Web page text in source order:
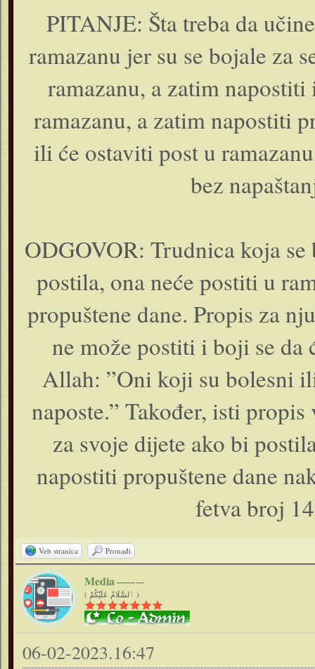
PITANJE: Šta treba da
ramazanu jer su se bojale za
ramazanu, a zatim
ramazanu, a zatim napostiti
ili će ostaviti post u
bez
ODGOVOR: Trudnica koja
postila, ona neće postiti u
propuštene dane. Propis za
ne može postiti i boji se da
Allah: ”Oni koji su bolesni
naposte.” Također, isti
za svoje dijete ako bi
napostiti propuštene dane
fetva broj
Veb stranica Pronađi
Media
( ٱلسَّلَامُ عَلَيْكُمْ )
06-02-2023.16:47